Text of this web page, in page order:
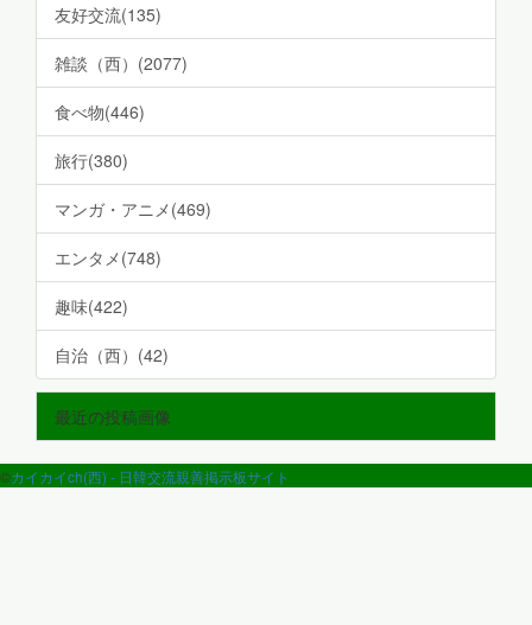
友好交流(135)
雑談（西）(2077)
食べ物(446)
旅行(380)
マンガ・アニメ(469)
エンタメ(748)
趣味(422)
自治（西）(42)
最近の投稿画像
©カイカイch(西) - 日韓交流親善掲示板サイト